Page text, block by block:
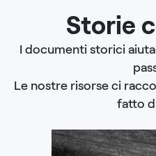
Storie
I documenti storici
Le nostre risorse ci
fatto